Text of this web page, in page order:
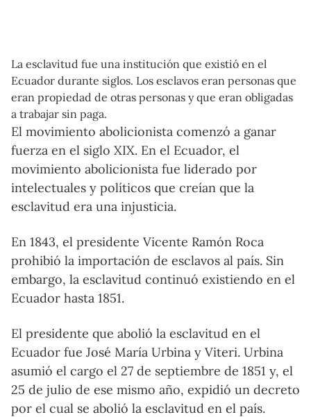
La esclavitud fue una institución que existió en el
Ecuador durante siglos. Los esclavos eran personas que
eran propiedad de otras personas y que eran obligadas
a trabajar sin paga.
El movimiento abolicionista comenzó a ganar
fuerza en el siglo XIX. En el Ecuador, el
movimiento abolicionista fue liderado por
intelectuales y políticos que creían que la
esclavitud era una injusticia.
En 1843, el presidente Vicente Ramón Roca
prohibió la importación de esclavos al país. Sin
embargo, la esclavitud continuó existiendo en el
Ecuador hasta 1851.
El presidente que abolió la esclavitud en el
Ecuador fue José María Urbina y Viteri. Urbina
asumió el cargo el 27 de septiembre de 1851 y, el
25 de julio de ese mismo año, expidió un decreto
por el cual se abolió la esclavitud en el país.